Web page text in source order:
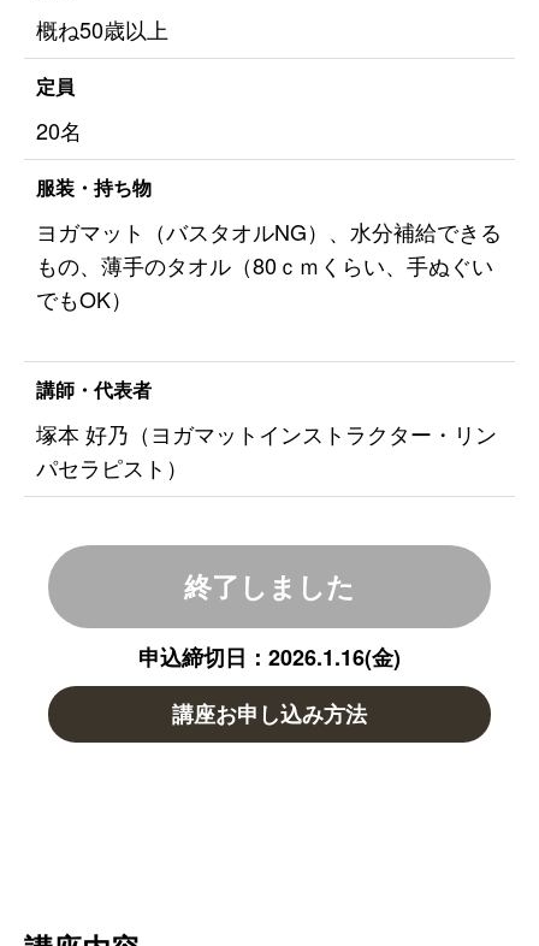
概ね50歳以上
定員
20名
服装・持ち物
ヨガマット（バスタオルNG）、水分補給できる
もの、薄手のタオル（80ｃｍくらい、手ぬぐい
でもOK）
講師・代表者
塚本 好乃（ヨガマットインストラクター・リン
パセラピスト）
終了しました
申込締切日：2026.1.16(金)
講座お申し込み方法